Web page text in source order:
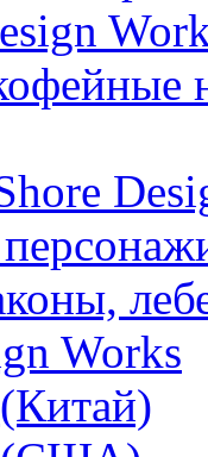
Works